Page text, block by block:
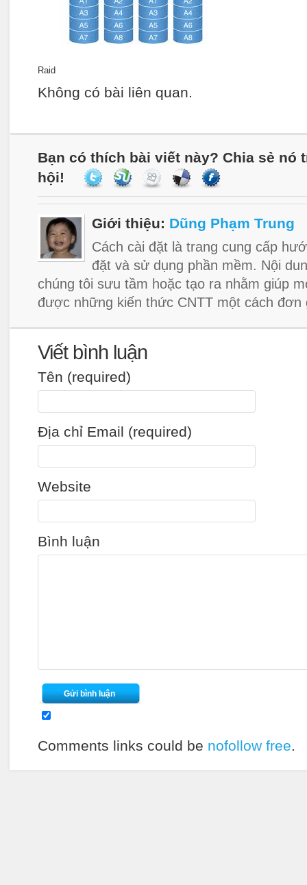
Raid
Không có bài liên quan.
Bạn có thích bài viết này? Chia sẻ nó
hội!
Giới thiệu: Dũng Phạm Trung
Cách cài đặt là trang cung cấp
đặt và sử dụng phần mềm. Nội
chúng tôi sưu tầm hoặc tạo ra nhằm giúp
được những kiến thức CNTT một cách đơn
Viết bình luận
Tên (required)
Địa chỉ Email (required)
Website
Bình luận
Comments links could be nofollow free.